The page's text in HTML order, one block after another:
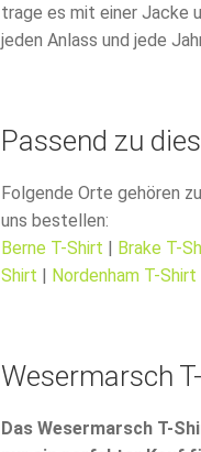
trage es mit einer Jacke
jeden Anlass und jede
Passend zu
Folgende Orte gehören
uns bestellen:
Berne T-Shirt | Brake T-
Shirt | Nordenham T-Shirt
Wesermarsch
Das Wesermarsch T-